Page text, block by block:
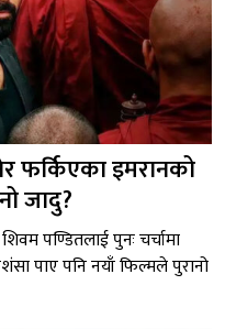
फर्किएका इमरानको
जादु?
पण्डितलाई पुनः चर्चामा
पाए पनि नयाँ फिल्मले पुरानो